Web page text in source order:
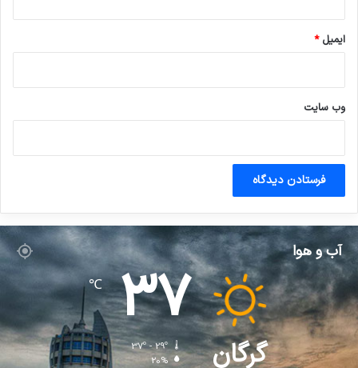
ایمیل*
وب‌ سایت
آب و هوا
گرگان
37
℃
37º - 29º
20%